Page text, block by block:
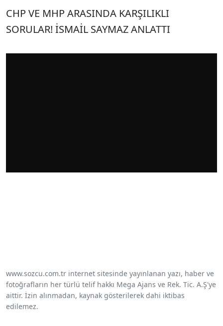
CHP VE MHP ARASINDA KARŞILIKLI
SORULAR! İSMAİL SAYMAZ ANLATTI
www.sozcu.com.tr internet sitesinde yayınlanan yazı, haber ve
fotoğrafların her türlü telif hakkı Mega Ajans ve Rek. Tic. A.Ş'ye
aittir. İzin alınmadan, kaynak gösterilerek dahi iktibas
edilemez.